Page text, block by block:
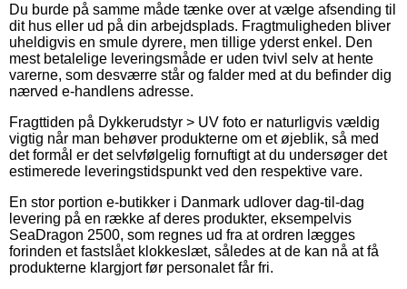
Du burde på samme måde tænke over at vælge afsending til
dit hus eller ud på din arbejdsplads. Fragtmuligheden bliver
uheldigvis en smule dyrere, men tillige yderst enkel. Den
mest betalelige leveringsmåde er uden tvivl selv at hente
varerne, som desværre står og falder med at du befinder dig
nærved e-handlens adresse.
Fragttiden på Dykkerudstyr > UV foto er naturligvis vældig
vigtig når man behøver produkterne om et øjeblik, så med
det formål er det selvfølgelig fornuftigt at du undersøger det
estimerede leveringstidspunkt ved den respektive vare.
En stor portion e-butikker i Danmark udlover dag-til-dag
levering på en række af deres produkter, eksempelvis
SeaDragon 2500, som regnes ud fra at ordren lægges
forinden et fastslået klokkeslæt, således at de kan nå at få
produkterne klargjort før personalet får fri.